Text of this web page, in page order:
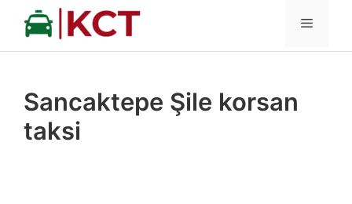
İçeriğe
MENÜ
Sancaktepe Şile korsan
taksi